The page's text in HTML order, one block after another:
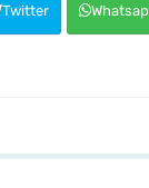
Twitter